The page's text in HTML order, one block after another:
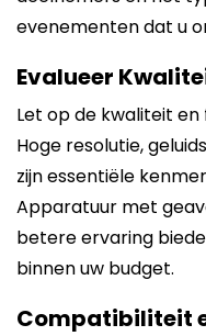
evenementen dat u
Evalueer
Let op de kwaliteit
Hoge resolutie,
zijn essentiële
Apparatuur met
betere ervaring
binnen uw budget.
Compatibiliteit